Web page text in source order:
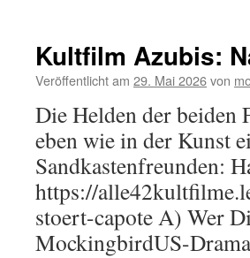
Kultfilm Azubis:
Veröffentlicht am 29. Mai 2026von
Die Helden der beiden
eben wie in der Kunst
Sandkastenfreunden:
https://
stoert-capote A) Wer
MockingbirdUS-